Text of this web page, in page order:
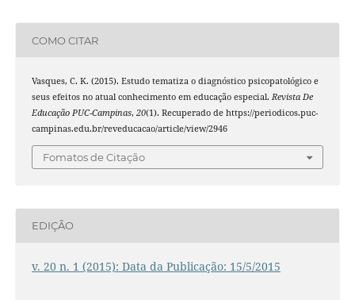
COMO CITAR
Vasques, C. K. (2015). Estudo tematiza o diagnóstico psicopatológico e
seus efeitos no atual conhecimento em educação especial. Revista De
Educação PUC-Campinas, 20(1). Recuperado de https://periodicos.puc-
campinas.edu.br/reveducacao/article/view/2946
Fomatos de Citação
EDIÇÃO
v. 20 n. 1 (2015): Data da Publicação: 15/5/2015